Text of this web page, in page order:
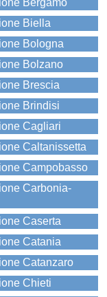
Bergamo
Biella
Bologna
Bolzano
Brescia
Brindisi
Cagliari
Caltanissetta
Campobasso
Carbonia-
Caserta
Catania
Catanzaro
Chieti